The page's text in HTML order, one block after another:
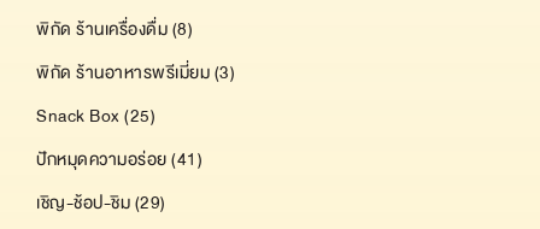
พิกัด ร้านเครื่องดื่ม (8)
พิกัด ร้านอาหารพรีเมี่ยม (3)
Snack Box (25)
ปักหมุดความอร่อย (41)
เชิญ-ช้อป-ชิม (29)